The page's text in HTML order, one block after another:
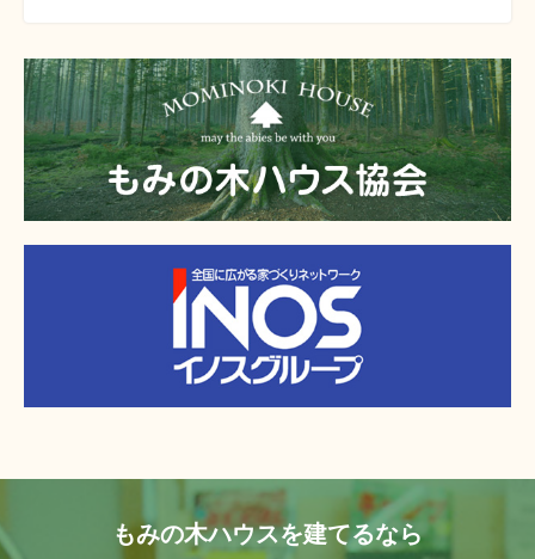
もみの木ハウスを建てるなら